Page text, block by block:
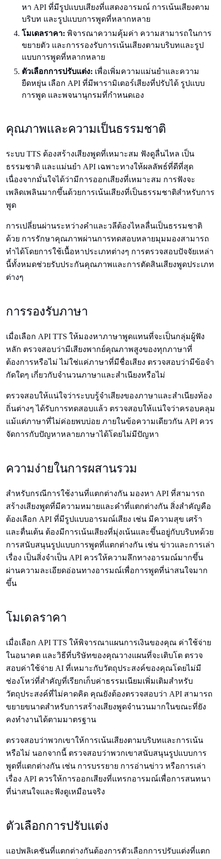
หา API ที่มีรูปแบบเสียงที่แสดงอารมณ์ การเน้นเสียงตาม
บริบท และรูปแบบการพูดที่หลากหลาย
โมเดลราคา: พิจารณาความคุ้มค่า ความสามารถในการ
ขยายตัว และการรองรับการเน้นเสียงตามบริบทและรูป
แบบการพูดที่หลากหลาย
ตัวเลือกการปรับแต่ง: เพื่อเพิ่มความแม่นยำและความ
ยืดหยุ่น เลือก API ที่มีพารามิเตอร์เสียงที่ปรับได้ รูปแบบ
การพูด และพจนานุกรมที่กำหนดเอง
คุณภาพและความเป็นธรรมชาติ
ระบบ TTS ต้องสร้างเสียงพูดที่เหมาะสม ฟังดูลื่นไหล เป็น
ธรรมชาติ และแม่นยำ API เฉพาะทางให้ผลลัพธ์ที่ดีที่สุด
เนื่องจากมั่นใจได้ว่ามีการออกเสียงที่เหมาะสม การฟังจะ
เพลิดเพลินมากขึ้นด้วยการเน้นเสียงที่เป็นธรรมชาติสำหรับการ
พูด
การเปลี่ยนผ่านระหว่างคำและวลีต้องไหลลื่นเป็นธรรมชาติ
ด้วย การรักษาคุณภาพผ่านการทดสอบหลายมุมมองสามารถ
ทำได้โดยการใช้เนื้อหาประเภทต่างๆ การตรวจสอบปัจจัยเหล่า
นี้ทั้งหมดช่วยรับประกันคุณภาพและการตัดสินเสียงพูดประเภท
ต่างๆ
การรองรับภาษา
เมื่อเลือก API TTS ให้มองหาภาษาพูดแทนที่จะเป็นกลุ่มผู้ฟัง
หลัก ตรวจสอบว่ามีเสียงพากย์คุณภาพสูงของทุกภาษาที่
ต้องการหรือไม่ ไม่ใช่แค่ภาษาที่มีชื่อเสียง ตรวจสอบว่ามีข้อจำ
กัดใดๆ เกี่ยวกับจำนวนภาษาและสำเนียงหรือไม่
ตรวจสอบให้แน่ใจว่าระบบรู้จำเสียงของภาษาและสำเนียงท้อง
ถิ่นต่างๆ ได้รับการทดสอบแล้ว ตรวจสอบให้แน่ใจว่าครอบคลุม
แม้แต่ภาษาที่ไม่ค่อยพบบ่อย ภายในข้อความเดียวกัน API ควร
จัดการกับปัญหาหลายภาษาได้โดยไม่มีปัญหา
ความง่ายในการผสานรวม
สำหรับกรณีการใช้งานที่แตกต่างกัน มองหา API ที่สามารถ
สร้างเสียงพูดที่มีความหมายและคำที่แตกต่างกัน สิ่งสำคัญคือ
ต้องเลือก API ที่มีรูปแบบอารมณ์เสียง เช่น มีความสุข เศร้า
และตื่นเต้น ต้องมีการเน้นเสียงที่มุ่งเน้นและขึ้นอยู่กับบริบทด้วย
การสนับสนุนรูปแบบการพูดที่แตกต่างกัน เช่น ข่าวและการเล่า
เรื่อง เป็นสิ่งจำเป็น API ควรให้ความลึกทางอารมณ์มากขึ้น
ผ่านความละเอียดอ่อนทางอารมณ์เพื่อการพูดที่น่าสนใจมาก
ขึ้น
โมเดลราคา
เมื่อเลือก API TTS ให้พิจารณาแผนการเงินของคุณ ค่าใช้จ่าย
ในอนาคต และวิธีที่บริษัทของคุณวางแผนที่จะเติบโต ตรวจ
สอบค่าใช้จ่าย AI ที่เหมาะกับวัตถุประสงค์ของคุณโดยไม่มี
ช่องโหว่ที่สำคัญที่เรียกเก็บค่าธรรมเนียมเพิ่มเติมสำหรับ
วัตถุประสงค์ที่ไม่คาดคิด คุณยังต้องตรวจสอบว่า API สามารถ
ขยายขนาดสำหรับการสร้างเสียงพูดจำนวนมากในขณะที่ยัง
คงทำงานได้ตามมาตรฐาน
ตรวจสอบว่าพวกเขาให้การเน้นเสียงตามบริบทและการเน้น
หรือไม่ นอกจากนี้ ตรวจสอบว่าพวกเขาสนับสนุนรูปแบบการ
พูดที่แตกต่างกัน เช่น การบรรยาย การอ่านข่าว หรือการเล่า
เรื่อง API ควรให้การออกเสียงที่แทรกอารมณ์เพื่อการสนทนา
ที่น่าสนใจและฟังดูเหมือนจริง
ตัวเลือกการปรับแต่ง
แอปพลิเคชันที่แตกต่างกันต้องการตัวเลือกการปรับแต่งที่แตก